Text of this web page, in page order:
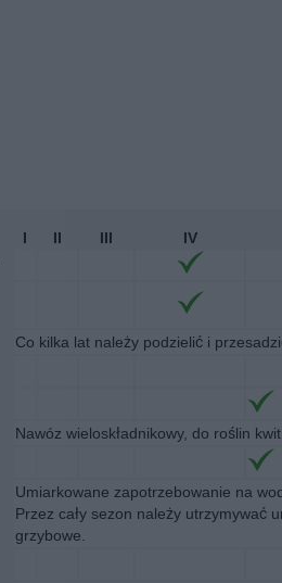
I II III
IV
Co kilka lat należy podzielić i
Nawóz wieloskładnikowy, do roślin
Umiarkowane zapotrzebowanie na
Przez cały sezon należy utrzymywać
grzybowe.